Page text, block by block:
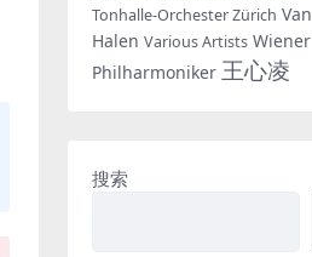
Tonhalle-Orchester Zürich Van
Halen Various Artists Wiener
Philharmoniker 王心凌
搜索